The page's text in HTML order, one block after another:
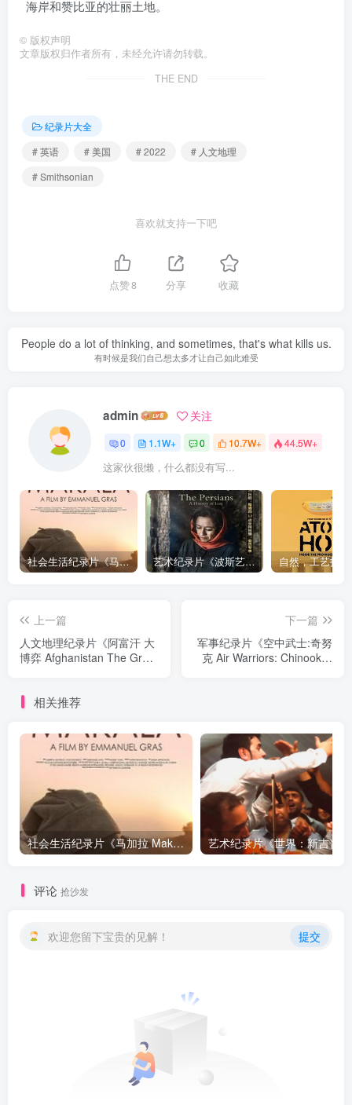
海岸和赞比亚的壮丽土地。
© 版权声明
文章版权归作者所有，未经允许请勿转载。
THE END
纪录片大全
# 英语
# 美国 # 2022
# 人文地理
# Smithsonian
喜欢就支持一下吧
点赞8 分享 收藏
People do a lot of thinking, and sometimes, that's what kills us.
有时候是我们自己想太多才让自己如此难受
admin 关注
0 1.1W+ 0 10.7W+ 44.5W+
这家伙很懒，什么都没有写...
社会生活纪录片《马加拉 Makala》下载 艺术纪录片《波斯艺术 Art of Persia》下载
上一篇
人文地理纪录片《阿富汗 大
博弈 Afghanistan The Great
下一篇
军事纪录片《空中武士:奇努
克 Air Warriors: Chinook》
相关推荐
社会生活纪录片《马加拉 Makala》下载
评论 抢沙发
欢迎您留下宝贵的见解！ 提交